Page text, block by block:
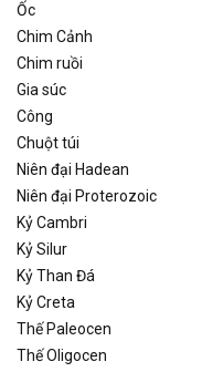
Ốc
Chim Cảnh
Chim ruồi
Gia súc
Công
Chuột túi
Niên đại Hadean
Niên đại Proterozoic
Kỷ Cambri
Kỷ Silur
Kỷ Than Đá
Kỷ Creta
Thế Paleocen
Thế Oligocen